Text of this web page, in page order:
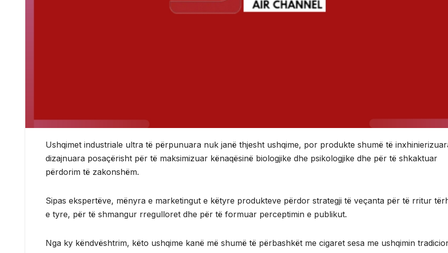
Ushqimet industriale ultra të përpunuara nuk janë thjesht ushqime, por produkte shumë të
dizajnuara posaçërisht për të maksimizuar kënaqësinë biologjike dhe psikologjike dhe për të shkaktuar
përdorim të zakonshëm.
Sipas ekspertëve, mënyra e marketingut e këtyre produkteve përdor strategji të veçanta për të rritur
e tyre, për të shmangur rregulloret dhe për të formuar perceptimin e publikut.
Nga ky këndvështrim, këto ushqime kanë më shumë të përbashkët me cigaret sesa me ushqimin